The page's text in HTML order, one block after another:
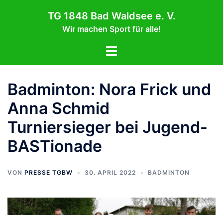
TG 1848 Bad Waldsee e. V.
Wir machen Sport für alle!
Menü
Badminton: Nora Frick und
Anna Schmid
Turniersieger bei Jugend-
BASTionade
VON PRESSE TGBW 30. APRIL 2022 BADMINTON